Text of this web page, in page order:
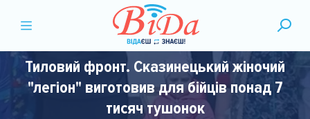
Тиловий фронт. Сказинецький жіночий
"легіон" виготовив для бійців понад 7
тисяч тушонок